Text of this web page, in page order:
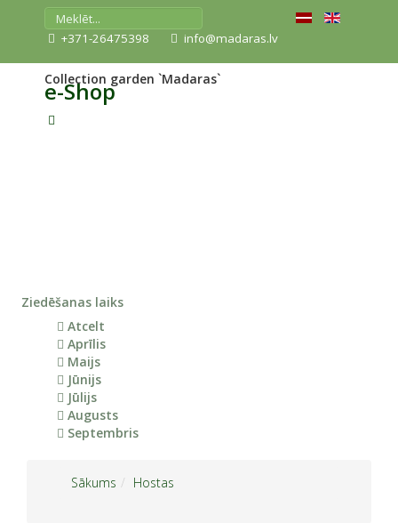
+371-26475398 info@madaras.lv
e-Shop
Collection garden `Madaras`
Ziedēšanas laiks
Atcelt
Aprīlis
Maijs
Jūnijs
Jūlijs
Augusts
Septembris
Sākums Hostas